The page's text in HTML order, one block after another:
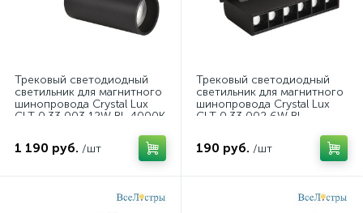
Трековый светодиодный
светильник для магнитного
шинопровода Crystal Lux
CLT 0.33 003 12W BL 4000K
1 190 руб. /шт
Трековый светодиодный
светильник для магнитного
шинопровода Crystal Lux
CLT 0.33 002 6W BL
190 руб. /шт